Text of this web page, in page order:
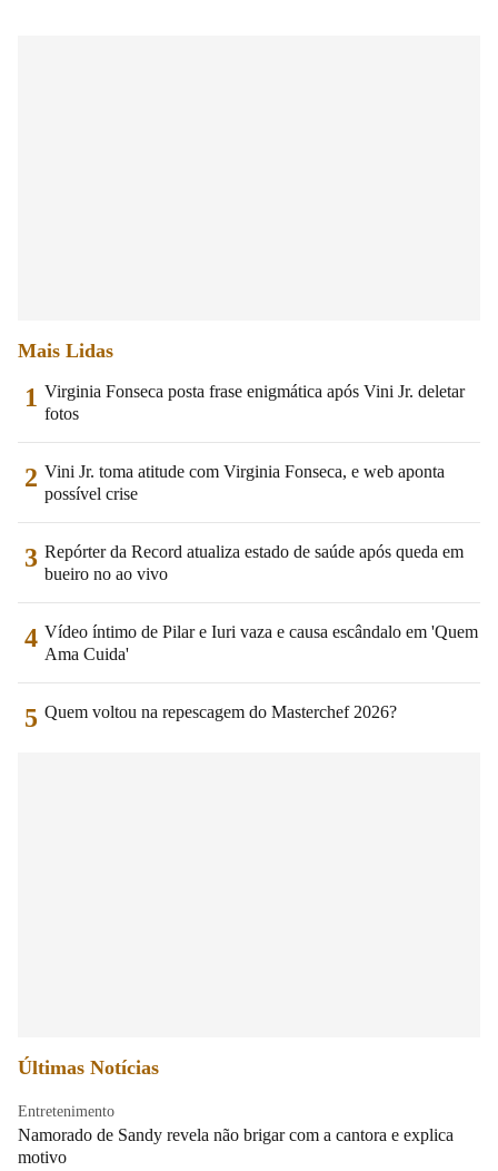
Mais Lidas
1 Virginia Fonseca posta frase enigmática após Vini Jr. deletar
fotos
2 Vini Jr. toma atitude com Virginia Fonseca, e web aponta
possível crise
3 Repórter da Record atualiza estado de saúde após queda em
bueiro no ao vivo
4 Vídeo íntimo de Pilar e Iuri vaza e causa escândalo em 'Quem
Ama Cuida'
5 Quem voltou na repescagem do Masterchef 2026?
Últimas Notícias
Entretenimento
Namorado de Sandy revela não brigar com a cantora e explica
motivo